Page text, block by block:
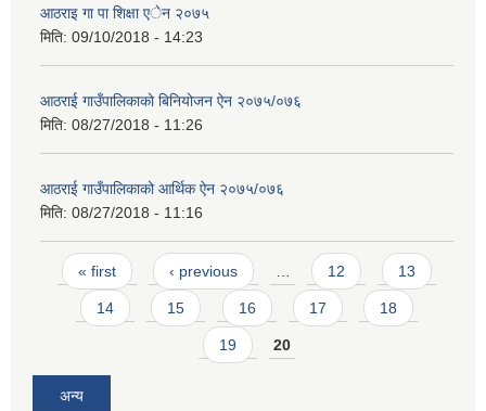
आठराइ गा पा शिक्षा एेन २०७५
मिति: 09/10/2018 - 14:23
आठराई गाउँपालिकाको बिनियोजन ऐन २०७५/०७६
मिति: 08/27/2018 - 11:26
आठराई गाउँपालिकाको आर्थिक ऐन २०७५/०७६
मिति: 08/27/2018 - 11:16
Pages
« first ‹ previous … 12 13
14 15 16 17 18
19 20
अन्य